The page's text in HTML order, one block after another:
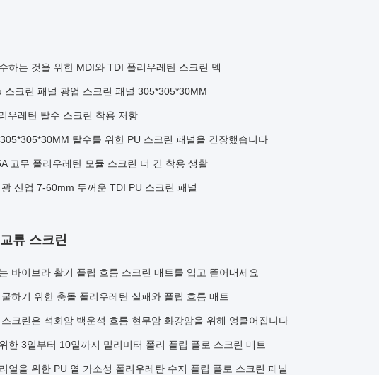
하는 것을 위한 MDI와 TDI 폴리우레탄 스크린 덱
스크린 패널 광업 스크린 패널 305*305*30MM
우레탄 탈수 스크린 착용 저항
탈수를 위한 PU 스크린 패널을 긴장했습니다
고무 폴리우레탄 모듈 스크린 더 긴 착용 생활
산업 7-60mm 두꺼운 TDI PU 스크린 패널
류 스크린
바이브라 활기 플립 흐름 스크린 매트를 입고 뜯어내세요
하기 위한 충돌 폴리우레탄 실패와 플립 흐름 매트
크린은 석회암 백운석 흐름 현무암 화강암을 위해 엉클어집니다
한 3일부터 10일까지 밀리미터 폴리 플립 플로 스크린 매트
얼을 위한 PU 열 가소성 폴리우레탄 수지 플립 플로 스크린 패널